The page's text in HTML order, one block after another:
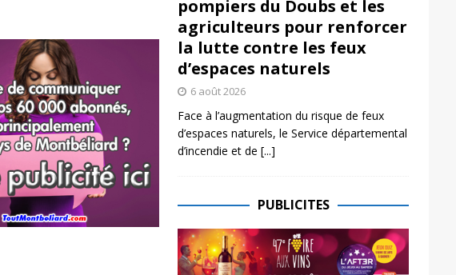
pompiers du Doubs et les
agriculteurs pour renforcer
la lutte contre les feux
d’espaces naturels
6 août 2026
Face à l’augmentation du risque de feux
d’espaces naturels, le Service départemental
d’incendie et de [...]
PUBLICITES